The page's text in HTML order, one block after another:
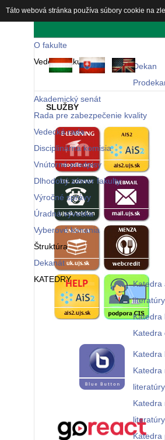
O fakulte
Vedenie fakulty
Dekan
Akademický senát
Rada pre zabezpečenie kvality
Vedecká rada
Disciplinárna komisia
Vnútorné predpisy
Dlhodobý zámer fakulty
Výročné správy
Úradná výveska
Vyberové konania
Štruktúra
Dekanát
KATEDRY
Katedra
literatúry
Katedra
Katedra
Katedra
Katedra
literatúry
Katedra
literatúry
Katedra
SLUŽBY
Táto webová stránka používa súbory cookie na